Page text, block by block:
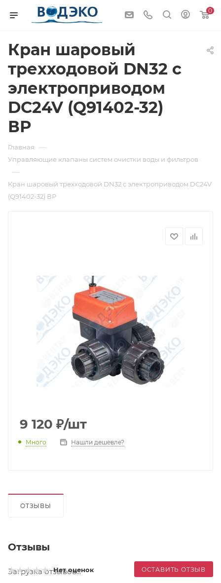
0
Кран шаровый
трехходовой DN32 с
электроприводом
DC24V (Q91402-32)
ВР
Главная —
Управляющие клапаны систем очистки воды и фильтров
—
Кран шаровый трехходовой DN32 с электроприводом DC24V
(Q91402-32) ВР
9 120 ₽/шт
Много Нашли дешевле?
ОТЗЫВЫ
Отзывы
Нет оценок ОСТАВИТЬ ОТЗЫВ
Загрузка отзывов...